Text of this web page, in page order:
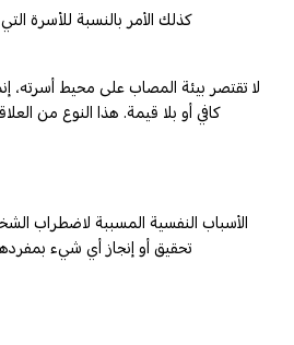
كذلك الأمر بالنسبة للأسرة
لا تقتصر بيئة المصاب على محيط أسرته،
كافي أو بلا قيمة. هذا النوع من
الأسباب النفسية المسببة لاضطراب
تحقيق أو إنجاز أي شيء